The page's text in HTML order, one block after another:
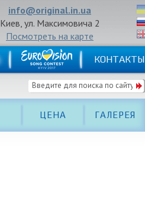
КОНТАКТЫ
info@original.in.ua
Киев, ул. Максимовича 2
Посмотреть на карте
ЦЕНА ГАЛЕРЕЯ